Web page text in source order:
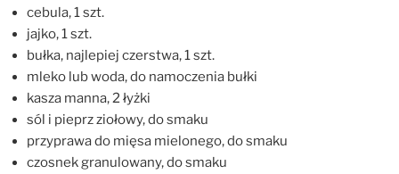
cebula, 1 szt.
jajko, 1 szt.
bułka, najlepiej czerstwa, 1 szt.
mleko lub woda, do namoczenia bułki
kasza manna, 2 łyżki
sól i pieprz ziołowy, do smaku
przyprawa do mięsa mielonego, do smaku
czosnek granulowany, do smaku